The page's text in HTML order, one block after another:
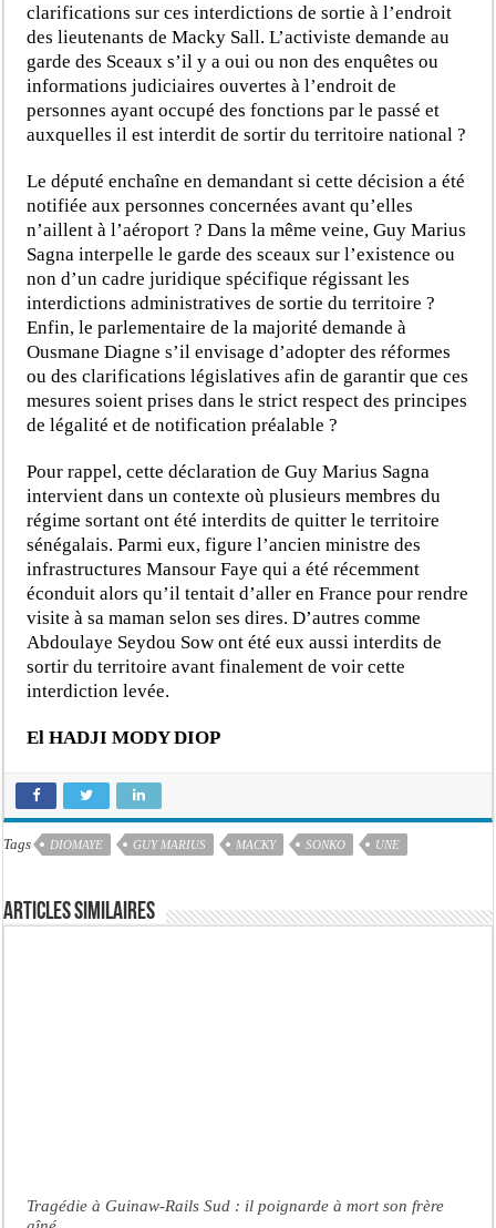
clarifications sur ces interdictions de sortie à l’endroit
des lieutenants de Macky Sall. L’activiste demande au
garde des Sceaux s’il y a oui ou non des enquêtes ou
informations judiciaires ouvertes à l’endroit de
personnes ayant occupé des fonctions par le passé et
auxquelles il est interdit de sortir du territoire national ?
Le député enchaîne en demandant si cette décision a été
notifiée aux personnes concernées avant qu’elles
n’aillent à l’aéroport ? Dans la même veine, Guy Marius
Sagna interpelle le garde des sceaux sur l’existence ou
non d’un cadre juridique spécifique régissant les
interdictions administratives de sortie du territoire ?
Enfin, le parlementaire de la majorité demande à
Ousmane Diagne s’il envisage d’adopter des réformes
ou des clarifications législatives afin de garantir que ces
mesures soient prises dans le strict respect des principes
de légalité et de notification préalable ?
Pour rappel, cette déclaration de Guy Marius Sagna
intervient dans un contexte où plusieurs membres du
régime sortant ont été interdits de quitter le territoire
sénégalais. Parmi eux, figure l’ancien ministre des
infrastructures Mansour Faye qui a été récemment
éconduit alors qu’il tentait d’aller en France pour rendre
visite à sa maman selon ses dires. D’autres comme
Abdoulaye Seydou Sow ont été eux aussi interdits de
sortir du territoire avant finalement de voir cette
interdiction levée.
El HADJI MODY DIOP
Tags DIOMAYE GUY MARIUS MACKY SONKO UNE
Articles similaires
Tragédie à Guinaw-Rails Sud : il poignarde à mort son frère